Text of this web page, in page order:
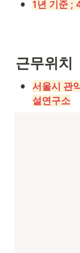
• 1년 기준 ;
근무위치
• 서울시 관
설연구소